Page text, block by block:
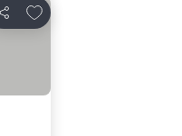
Teilen
Zu Favoriten hinzufügen